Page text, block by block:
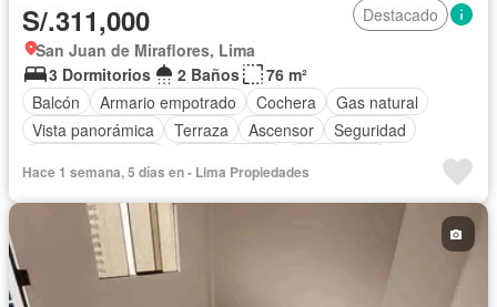
S/.311,000
Destacado
San Juan de Miraflores, Lima
3 Dormitorios
2 Baños
76 m²
Balcón
Armario empotrado Cochera
Gas natural
Vista panorámica
Terraza Ascensor
Seguridad
Hace 1 semana, 5 días en - Lima Propiedades